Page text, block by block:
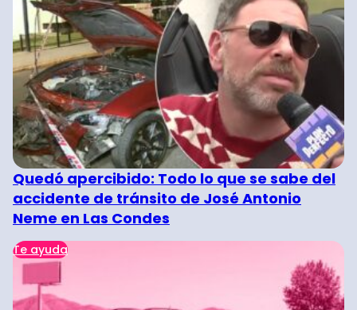
Quedó apercibido: Todo lo que se sabe del
accidente de tránsito de José Antonio
Neme en Las Condes
Te ayuda